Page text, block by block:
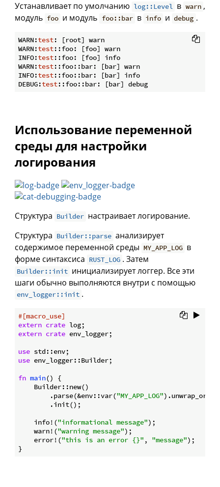
Устанавливает по умолчанию log::Level в warn ,
модуль foo и модуль foo::bar в info и debug .
WARN:test: [root] warn
WARN:test::foo: [foo] warn
INFO:test::foo: [foo] info
WARN:test::foo::bar: [bar] warn
INFO:test::foo::bar: [bar] info
DEBUG:test
Использование переменной
среды для настройки
логирования
Структура Builder настраивает логирование.
Структура Builder::parse анализирует
содержимое переменной среды MY_APP_LOG в
форме синтаксиса RUST_LOG . Затем
Builder::init инициализирует логгер. Все эти
шаги обычно выполняются внутри с помощью
env_logger::init .
#[macro_use]
extern crate
extern crate env_logger;
use
use env_logger::Builder;
fn main() {
    Builder::new()
        .parse(&env::var(
"MY_APP_LOG"
        .init();
    info!(
"informational message");
    warn!(
"warning message");
    error!(
"this is an error {}" , "message");